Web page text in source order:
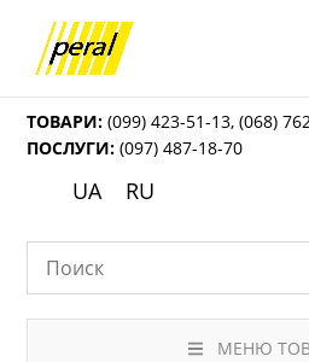
ТОВАРИ: (099) 423-51-13,(068)
ПОСЛУГИ: (097) 487-18-70
UA RU
МЕНЮ